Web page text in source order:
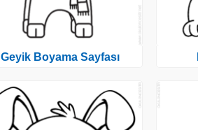
Geyik Boyama Sayfası